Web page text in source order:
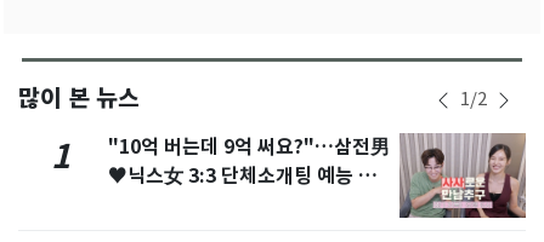
많이 본 뉴스 1/2
1
"10억 버는데 9억 써요?"…삼전男
♥닉스女 3:3 단체소개팅 예능 화